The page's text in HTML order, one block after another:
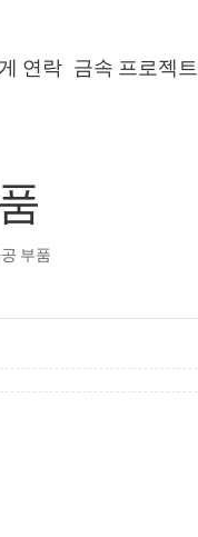
연락 금속 프로젝트
부품